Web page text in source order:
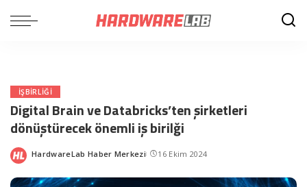
IŞBIRLIĞI
Digital Brain ve Databricks’ten şirketleri
dönüştürecek önemli iş birilği
Posted
HardwareLab Haber Merkezi 16 Ekim 2024